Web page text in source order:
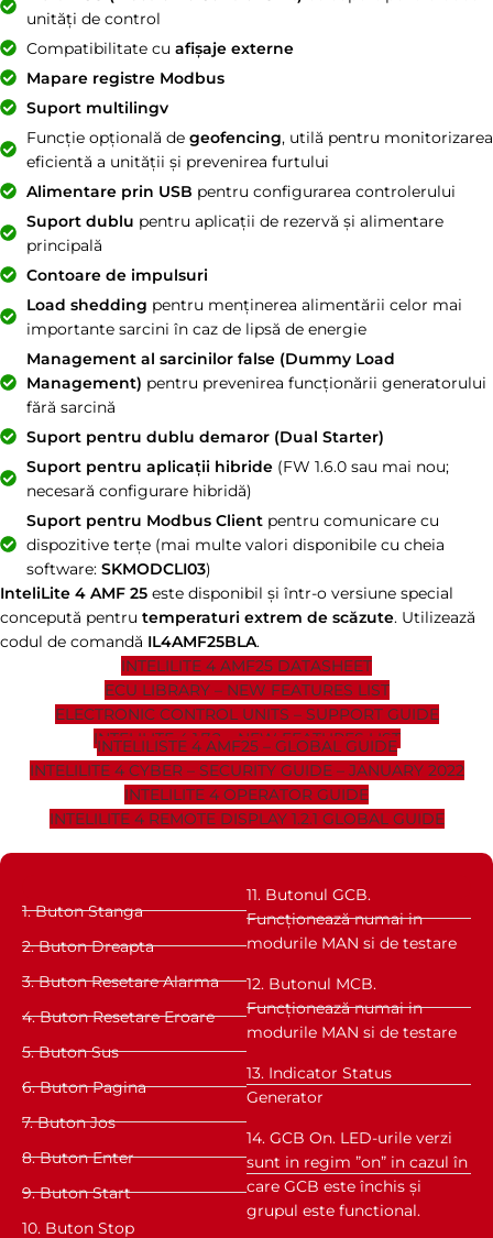
unități de control
Compatibilitate cu afișaje externe
Mapare registre Modbus
Suport multilingv
Funcție opțională de geofencing, utilă pentru monitorizarea
eficientă a unității și prevenirea furtului
Alimentare prin USB pentru configurarea controlerului
Suport dublu pentru aplicații de rezervă și alimentare
principală
Contoare de impulsuri
Load shedding pentru menținerea alimentării celor mai
importante sarcini în caz de lipsă de energie
Management al sarcinilor false (Dummy Load
Management) pentru prevenirea funcționării generatorului
fără sarcină
Suport pentru dublu demaror (Dual Starter)
Suport pentru aplicații hibride(FW 1.6.0 sau mai nou;
necesară configurare hibridă)
Suport pentru Modbus Clientpentru comunicare cu
dispozitive terțe (mai multe valori disponibile cu cheia
software: SKMODCLI03)
InteliLite 4 AMF 25 este disponibil și într-o versiune special
concepută pentru temperaturi extrem de scăzute. Utilizează
codul de comandă IL4AMF25BLA.
INTELILITE 4 AMF25 DATASHEET
ECU LIBRARY – NEW FEATURES LIST
ELECTRONIC CONTROL UNITS – SUPPORT GUIDE
INTELILITE 4 1.7.2 – NEW FEATURES LIST
INTELILISTE 4 AMF25 – GLOBAL GUIDE
INTELILITE 4 CYBER – SECURITY GUIDE – JANUARY 2022
INTELILITE 4 OPERATOR GUIDE
INTELILITE 4 REMOTE DISPLAY 1.2.1 GLOBAL GUIDE
1. Buton Stanga
2. Buton Dreapta
3. Buton Resetare Alarma
4. Buton Resetare Eroare
5. Buton Sus
6. Buton Pagina
7. Buton Jos
8. Buton Enter
9. Buton Start
10. Buton Stop
11. Butonul GCB.
Funcționează numai in
modurile MAN si de testare
12. Butonul MCB.
Funcționează numai in
modurile MAN si de testare
13. Indicator Status
Generator
14. GCB On. LED-urile verzi
sunt in regim ”on” in cazul în
care GCB este închis și
grupul este functional.